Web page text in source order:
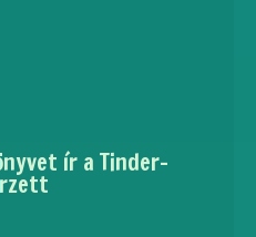
ír a Tinder-